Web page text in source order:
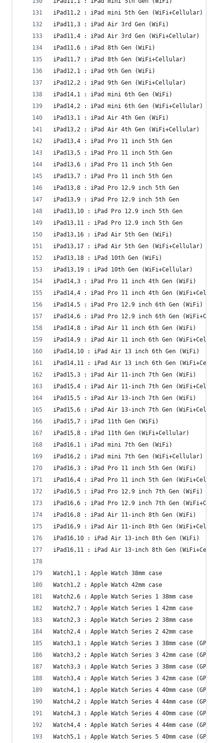
iPad11,2 : iPad mini 5th Gen (WiFi+Cellular)
iPad11,3 : iPad Air 3rd Gen (WiFi)
iPad11,4 : iPad Air 3rd Gen (WiFi+Cellular)
iPad11,6 : iPad 8th Gen (WiFi)
iPad11,7 : iPad 8th Gen (WiFi+Cellular)
iPad12,1 : iPad 9th Gen (WiFi)
iPad12,2 : iPad 9th Gen (WiFi+Cellular)
iPad14,1 : iPad mini 6th Gen (WiFi)
iPad14,2 : iPad mini 6th Gen (WiFi+Cellular)
iPad13,1 : iPad Air 4th Gen (WiFi)
iPad13,2 : iPad Air 4th Gen (WiFi+Cellular)
iPad13,4 : iPad Pro 11 inch 5th Gen
iPad13,5 : iPad Pro 11 inch 5th Gen
iPad13,6 : iPad Pro 11 inch 5th Gen
iPad13,7 : iPad Pro 11 inch 5th Gen
iPad13,8 : iPad Pro 12.9 inch 5th Gen
iPad13,9 : iPad Pro 12.9 inch 5th Gen
iPad13,10 : iPad Pro 12.9 inch 5th Gen
iPad13,11 : iPad Pro 12.9 inch 5th Gen
iPad13,16 : iPad Air 5th Gen (WiFi)
iPad13,17 : iPad Air 5th Gen (WiFi+Cellular)
iPad13,18 : iPad 10th Gen (WiFi)
iPad13,19 : iPad 10th Gen (WiFi+Cellular)
iPad14,3 : iPad Pro 11 inch 4th Gen (WiFi)
iPad14,4 : iPad Pro 11 inch 4th Gen
iPad14,5 : iPad Pro 12.9 inch 6th Gen (WiFi)
iPad14,6 : iPad Pro 12.9 inch 6th Gen
iPad14,8 : iPad Air 11 inch 6th Gen (WiFi)
iPad14,9 : iPad Air 11 inch 6th Gen
iPad14,10 : iPad Air 13 inch 6th Gen (WiFi)
iPad14,11 : iPad Air 13 inch 6th Gen
iPad15,3 : iPad Air 11-inch 7th Gen (WiFi)
iPad15,4 : iPad Air 11-inch 7th Gen
iPad15,5 : iPad Air 13-inch 7th Gen (WiFi)
iPad15,6 : iPad Air 13-inch 7th Gen
iPad15,7 : iPad 11th Gen (WiFi)
iPad15,8 : iPad 11th Gen (WiFi+Cellular)
iPad16,1 : iPad mini 7th Gen (WiFi)
iPad16,2 : iPad mini 7th Gen (WiFi+Cellular)
iPad16,3 : iPad Pro 11 inch 5th Gen (WiFi)
iPad16,4 : iPad Pro 11 inch 5th Gen
iPad16,5 : iPad Pro 12.9 inch 7th Gen (WiFi)
iPad16,6 : iPad Pro 12.9 inch 7th Gen
iPad16,8 : iPad Air 11-inch 8th Gen (WiFi)
iPad16,9 : iPad Air 11-inch 8th Gen
iPad16,10 : iPad Air 13-inch 8th Gen (WiFi)
iPad16,11 : iPad Air 13-inch 8th Gen
Watch1,1 : Apple Watch 38mm case
Watch1,2 : Apple Watch 42mm case
Watch2,6 : Apple Watch Series 1 38mm case
Watch2,7 : Apple Watch Series 1 42mm case
Watch2,3 : Apple Watch Series 2 38mm case
Watch2,4 : Apple Watch Series 2 42mm case
Watch3,1 : Apple Watch Series 3 38mm case
Watch3,2 : Apple Watch Series 3 42mm case
Watch3,3 : Apple Watch Series 3 38mm case (GPS)
Watch3,4 : Apple Watch Series 3 42mm case (GPS)
Watch4,1 : Apple Watch Series 4 40mm case (GPS)
Watch4,2 : Apple Watch Series 4 44mm case (GPS)
Watch4,3 : Apple Watch Series 4 40mm case
Watch4,4 : Apple Watch Series 4 44mm case
Watch5,1 : Apple Watch Series 5 40mm case (GPS)